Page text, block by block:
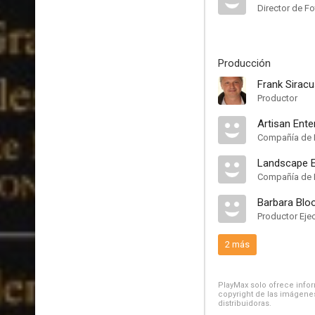
Director de
Producción
Frank
Productor
Artisan
Compañía de
Landscape
Compañía de
Barbara
Productor
2 más
PlayMax solo ofrece
copyright de las
distribuidoras.